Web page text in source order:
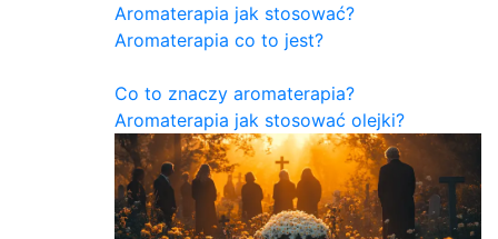
Aromaterapia jak stosować?
Aromaterapia co to jest?
Co to znaczy aromaterapia?
Aromaterapia jak stosować olejki?